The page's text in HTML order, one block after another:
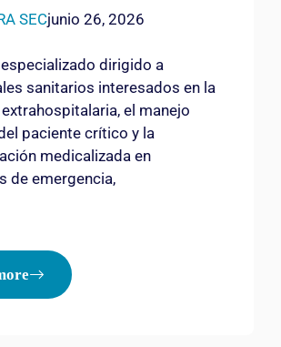
SECjunio 26, 2026
dirigido a
sanitarios interesados en la
el manejo
paciente crítico y la
medicalizada en
de emergencia,